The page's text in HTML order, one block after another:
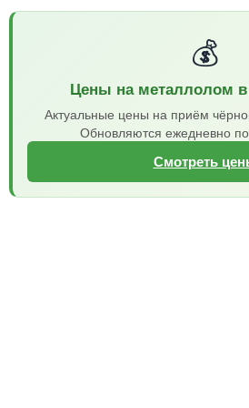
💰
Цены на металлолом
Актуальные цены на приём
Обновляются ежедневно
Смотреть